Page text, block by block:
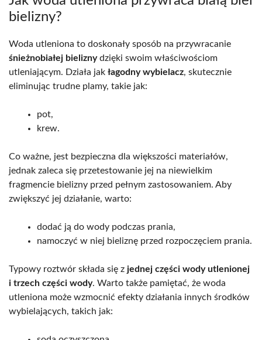
bielizny?
Woda utleniona to doskonały sposób na przywracanie
śnieżnobiałej bieliznydzięki swoim właściwościom
utleniającym. Działa jak łagodny wybielacz, skutecznie
eliminując trudne plamy, takie jak:
pot,
krew.
Co ważne, jest bezpieczna dla większości materiałów,
jednak zaleca się przetestowanie jej na niewielkim
fragmencie bielizny przed pełnym zastosowaniem. Aby
zwiększyć jej działanie, warto:
dodać ją do wody podczas prania,
namoczyć w niej bieliznę przed rozpoczęciem prania.
Typowy roztwór składa się z jednej części wody utlenionej
i trzech części wody. Warto także pamiętać, że woda
utleniona może wzmocnić efekty działania innych środków
wybielających, takich jak: